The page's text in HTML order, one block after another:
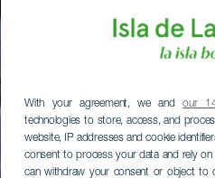
With your agreement, we andour
technologies to store, access, and
website, IP addresses and cookie
consent to process your data and rely on
can withdraw your consent or object to